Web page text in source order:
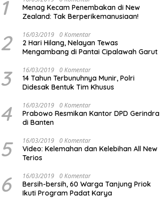
1
Menag Kecam Penembakan di New
Zealand: Tak Berperikemanusiaan!
2 16/03/2019 0 Komentar
2 Hari Hilang, Nelayan Tewas
Mengambang di Pantai Cipalawah Garut
3 16/03/2019 0 Komentar
14 Tahun Terbunuhnya Munir, Polri
Didesak Bentuk Tim Khusus
4 16/03/2019 0 Komentar
Prabowo Resmikan Kantor DPD Gerindra
di Banten
5 16/03/2019 0 Komentar
Video: Kelemahan dan Kelebihan All New
Terios
6 16/03/2019 0 Komentar
Bersih-bersih, 60 Warga Tanjung Priok
Ikuti Program Padat Karya